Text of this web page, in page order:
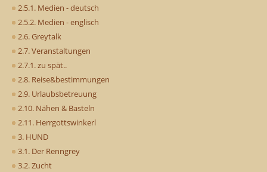
2.5.1. Medien - deutsch
2.5.2. Medien - englisch
2.6. Greytalk
2.7. Veranstaltungen
2.7.1. zu spät..
2.8. Reise&bestimmungen
2.9. Urlaubsbetreuung
2.10. Nähen & Basteln
2.11. Herrgottswinkerl
3. HUND
3.1. Der Renngrey
3.2. Zucht